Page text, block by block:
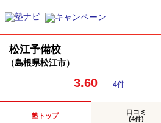
松江予備校
（島根県松江市）
3.60 4件
塾トップ
口コミ
(4件)